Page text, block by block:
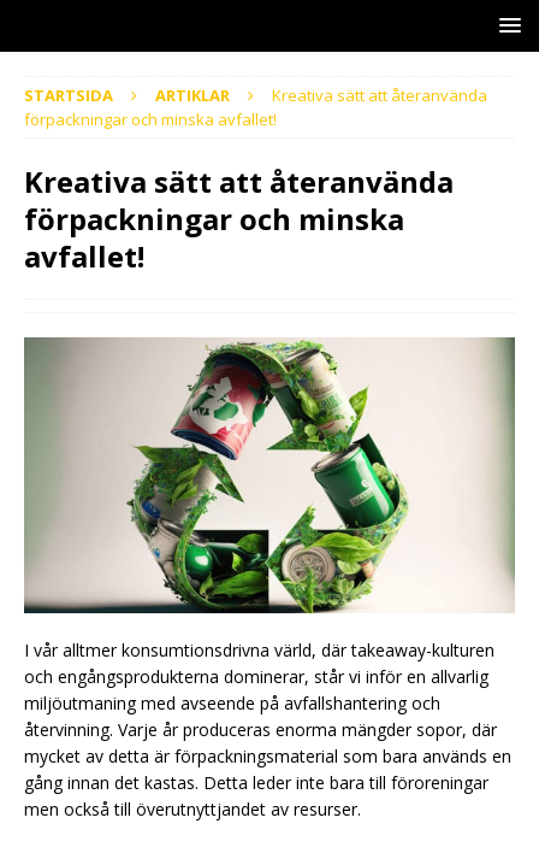
STARTSIDA ARTIKLAR
Kreativa sätt att återanvända
förpackningar och minska avfallet!
Kreativa sätt att återanvända
förpackningar och minska
avfallet!
I vår alltmer konsumtionsdrivna värld, där takeaway-kulturen
och engångsprodukterna dominerar, står vi inför en allvarlig
miljöutmaning med avseende på avfallshantering och
återvinning. Varje år produceras enorma mängder sopor, där
mycket av detta är förpackningsmaterial som bara används en
gång innan det kastas. Detta leder inte bara till föroreningar
men också till överutnyttjandet av resurser.